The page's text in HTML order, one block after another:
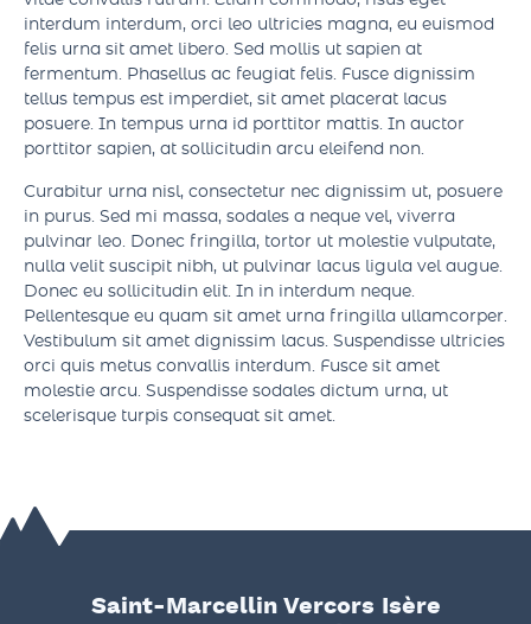
nibh, luctus blandit leo egestas ut. Vivamus gravida quam
vitae convallis rutrum. Etiam commodo, risus eget
interdum interdum, orci leo ultricies magna, eu euismod
felis urna sit amet libero. Sed mollis ut sapien at
fermentum. Phasellus ac feugiat felis. Fusce dignissim
tellus tempus est imperdiet, sit amet placerat lacus
posuere. In tempus urna id porttitor mattis. In auctor
porttitor sapien, at sollicitudin arcu eleifend non.
Curabitur urna nisl, consectetur nec dignissim ut, posuere
in purus. Sed mi massa, sodales a neque vel, viverra
pulvinar leo. Donec fringilla, tortor ut molestie vulputate,
nulla velit suscipit nibh, ut pulvinar lacus ligula vel augue.
Donec eu sollicitudin elit. In in interdum neque.
Pellentesque eu quam sit amet urna fringilla ullamcorper.
Vestibulum sit amet dignissim lacus. Suspendisse ultricies
orci quis metus convallis interdum. Fusce sit amet
molestie arcu. Suspendisse sodales dictum urna, ut